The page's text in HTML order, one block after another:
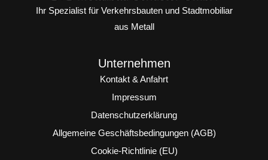
Ihr Spezialist für Verkehrsbauten und Stadtmobiliar
aus Metall
Unternehmen
Kontakt & Anfahrt
Impressum
Datenschutzerklärung
Allgemeine Geschäftsbedingungen (AGB)
Cookie-Richtlinie (EU)